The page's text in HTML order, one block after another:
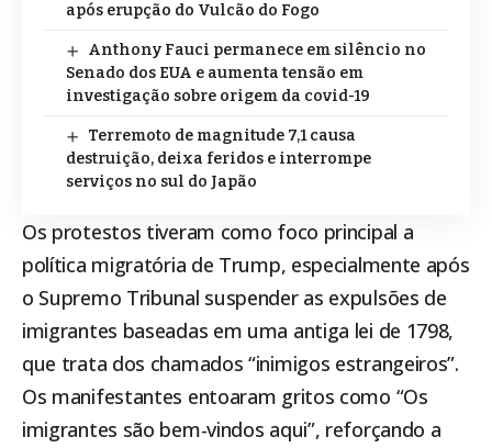
após erupção do Vulcão do Fogo
Anthony Fauci permanece em silêncio no
Senado dos EUA e aumenta tensão em
investigação sobre origem da covid-19
Terremoto de magnitude 7,1 causa
destruição, deixa feridos e interrompe
serviços no sul do Japão
Os protestos tiveram como foco principal a
política migratória de Trump, especialmente após
o Supremo Tribunal suspender as expulsões de
imigrantes baseadas em uma antiga lei de 1798,
que trata dos chamados “inimigos estrangeiros”.
Os manifestantes entoaram gritos como “Os
imigrantes são bem-vindos aqui”, reforçando a